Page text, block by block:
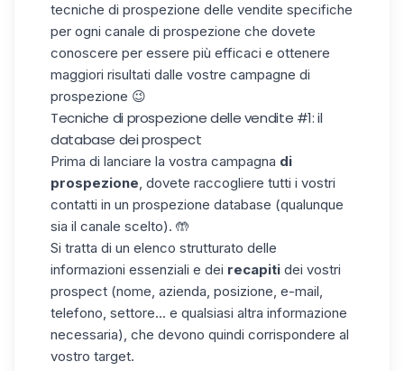
tecniche di prospezione delle vendite specifiche
per ogni canale di prospezione che dovete
conoscere per essere più efficaci e ottenere
maggiori risultati dalle vostre campagne di
prospezione 😉
Tecniche di prospezione delle vendite #1: il
database dei prospect
Prima di lanciare la vostra campagna di
prospezione, dovete raccogliere tutti i vostri
contatti in un prospezione database (qualunque
sia il canale scelto). 🤲
Si tratta di un elenco strutturato delle
informazioni essenziali e dei recapiti dei vostri
prospect (nome, azienda, posizione, e-mail,
telefono, settore... e qualsiasi altra informazione
necessaria), che devono quindi corrispondere al
vostro target.